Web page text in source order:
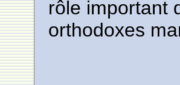
rôle important
orthodoxes